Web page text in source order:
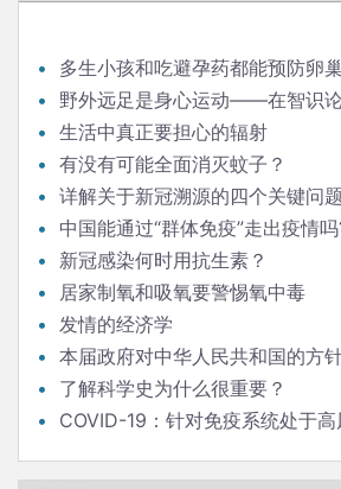
多生小孩和吃避孕药都能预防卵
野外远足是身心运动——在智识论
发言生活中真正要担心的辐射
有没有可能全面消灭蚊子？
详解关于新冠溯源的四个关键问题
中国能通过“群体免疫”走出疫情
新冠感染何时用抗生素？
居家制氧和吸氧要警惕氧中毒
发情的经济学
本届政府对中华人民共和国的方
了解科学史为什么很重要？
COVID-19：针对免疫系统处于